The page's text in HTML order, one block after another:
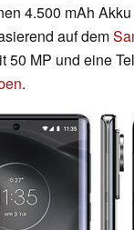
4.500 mAh
auf dem
MP und eine
.